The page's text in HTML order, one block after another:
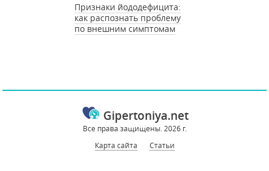
Признаки йододефицита:
как распознать проблему
по внешним симптомам
Gipertoniya.net
Все права защищены. 2026 г.
Карта сайта
Статьи